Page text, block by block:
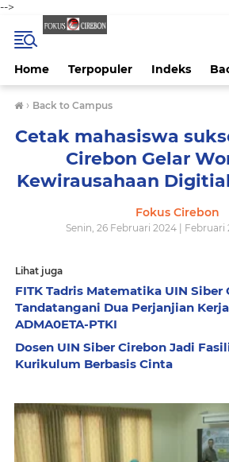
-->
Home Terpopuler Indeks
› Back to Campus
Cetak mahasiswa
Cirebon Gelar
Kewirausahaan
Fokus Cirebon
Senin, 26 Februari 2024 | Februari
Lihat juga
FITK Tadris Matematika UIN Siber
Tandatangani Dua Perjanjian
ADMA0ETA-PTKI
Dosen UIN Siber Cirebon Jadi
Kurikulum Berbasis Cinta